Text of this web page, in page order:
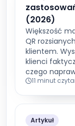
(2026)
Większość
QR
klientem.
klienci
czego
11 minut
Artykuł